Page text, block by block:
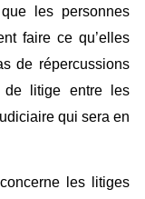
les personnes
faire ce qu’elles
de répercussions
de litige entre les
qui sera en
les litiges